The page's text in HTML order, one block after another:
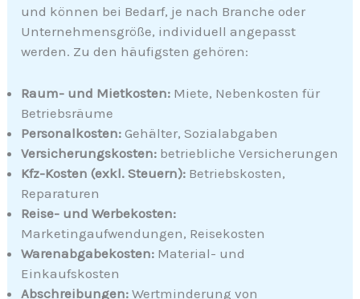
und können bei Bedarf, je nach Branche oder
Unternehmensgröße, individuell angepasst
werden. Zu den häufigsten gehören:
Raum- und Mietkosten: Miete, Nebenkosten für
Betriebsräume
Personalkosten: Gehälter, Sozialabgaben
Versicherungskosten: betriebliche Versicherungen
Kfz-Kosten (exkl. Steuern): Betriebskosten,
Reparaturen
Reise- und Werbekosten:
Marketingaufwendungen, Reisekosten
Warenabgabekosten: Material- und
Einkaufskosten
Abschreibungen: Wertminderung von